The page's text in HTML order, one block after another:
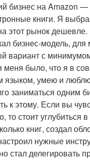
бизнес на Amazon —
книги. Я
этот рынок дешевле.
бизнес-модель,
вариант с
меня было, что я в
языком, умею и люблю
заниматься одним
к этому. Если вы
то стоит углубиться
книг, создал
нужные
стал делегировать